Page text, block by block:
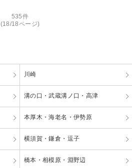
535件
(18/18ページ)
川崎
溝の口・武蔵溝ノ口・高津
本厚木・海老名・伊勢原
横須賀・鎌倉・逗子
橋本・相模原・淵野辺